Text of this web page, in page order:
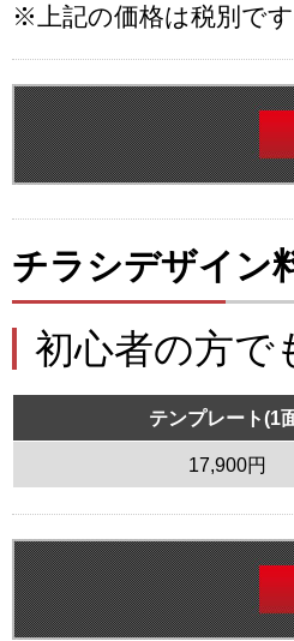
※上記の価格は税別です
チラシデザイン
初心者の方で
テンプレート(1
17,900円